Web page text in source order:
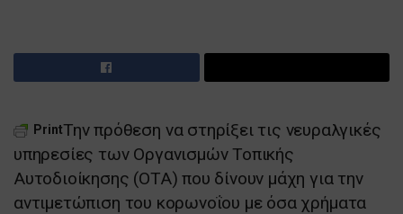
PrintΤην πρόθεση να στηρίξει τις νευραλγικές
υπηρεσίες των Οργανισμών Τοπικής
Αυτοδιοίκησης (ΟΤΑ) που δίνουν μάχη για την
αντιμετώπιση του κορωνοΐου με όσα χρήματα